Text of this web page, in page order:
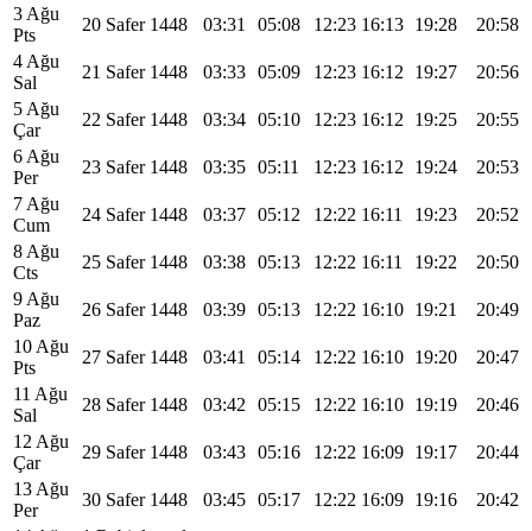
3 Ağu
Pts
20 Safer 1448 03:31 05:08 12:23 16:13 19:28
20:58
4 Ağu
Sal
21 Safer 1448 03:33 05:09 12:23 16:12 19:27
20:56
5 Ağu
Çar
22 Safer 1448 03:34 05:10 12:23 16:12 19:25
20:55
6 Ağu
Per
23 Safer 1448 03:35 05:11 12:23 16:12 19:24
20:53
7 Ağu
Cum
24 Safer 1448 03:37 05:12 12:22 16:11 19:23
20:52
8 Ağu
Cts
25 Safer 1448 03:38 05:13 12:22 16:11 19:22
20:50
9 Ağu
Paz
26 Safer 1448 03:39 05:13 12:22 16:10 19:21
20:49
10 Ağu
Pts
27 Safer 1448 03:41 05:14 12:22 16:10 19:20
20:47
11 Ağu
Sal
28 Safer 1448 03:42 05:15 12:22 16:10 19:19
20:46
12 Ağu
Çar
29 Safer 1448 03:43 05:16 12:22 16:09 19:17
20:44
13 Ağu
Per
30 Safer 1448 03:45 05:17 12:22 16:09 19:16
20:42